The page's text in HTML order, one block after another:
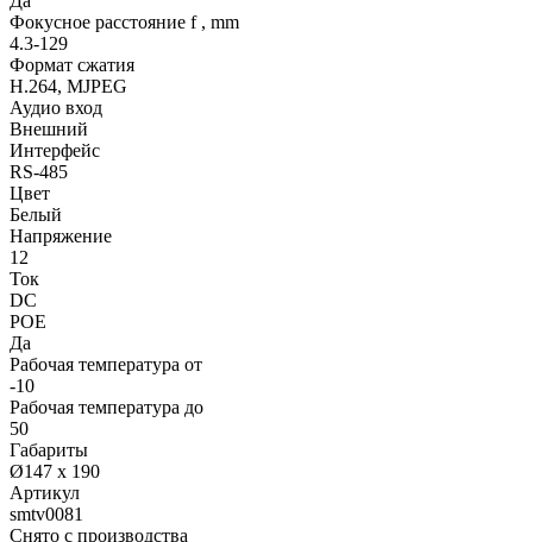
Фокусное расстояние f , mm
4.3-129
Формат сжатия
H.264, MJPEG
Аудио вход
Внешний
Интерфейс
RS-485
Цвет
Белый
Напряжение
12
Ток
DC
POE
Да
Рабочая температура от
-10
Рабочая температура до
50
Габариты
Ø147 x 190
Артикул
smtv0081
Снято с производства